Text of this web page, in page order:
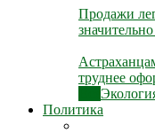
Продажи
труднее
Политика